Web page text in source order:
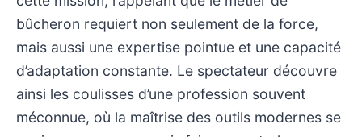
bûcheron requiert non seulement de la force,
mais aussi une expertise pointue et une capacité
d’adaptation constante. Le spectateur découvre
ainsi les coulisses d’une profession souvent
méconnue, où la maîtrise des outils modernes se